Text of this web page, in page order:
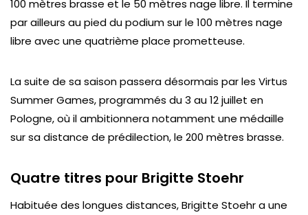
100 mètres brasse et le 50 mètres nage libre. Il termine
par ailleurs au pied du podium sur le 100 mètres nage
libre avec une quatrième place prometteuse.
La suite de sa saison passera désormais par les Virtus
Summer Games, programmés du 3 au 12 juillet en
Pologne, où il ambitionnera notamment une médaille
sur sa distance de prédilection, le 200 mètres brasse.
Quatre titres pour Brigitte Stoehr
Habituée des longues distances, Brigitte Stoehr a une